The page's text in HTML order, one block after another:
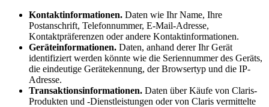
Kontaktinformationen. Daten wie Ihr Name, Ihre
Postanschrift, Telefonnummer, E-Mail-Adresse,
Kontaktpräferenzen oder andere Kontaktinformationen.
Geräteinformationen. Daten, anhand derer Ihr Gerät
identifiziert werden könnte wie die Seriennummer des Geräts,
die eindeutige Gerätekennung, der Browsertyp und die IP-
Adresse.
Transaktionsinformationen. Daten über Käufe von Claris-
Produkten und -Dienstleistungen oder von Claris vermittelte